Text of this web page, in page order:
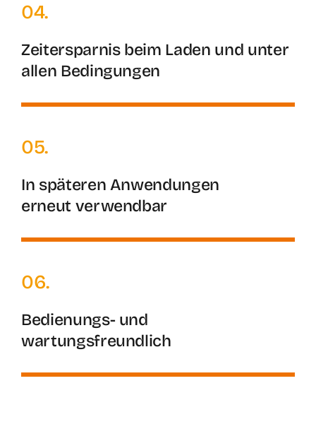
04.
Zeitersparnis beim Laden und unter
allen Bedingungen
05.
In späteren Anwendungen
erneut verwendbar
06.
Bedienungs- und
wartungsfreundlich